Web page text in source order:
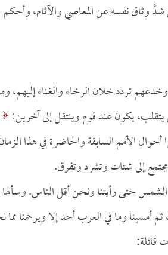
شدَّ وثاق نفسه عن المعاصي والآثام، وأحكم
تردد خلان الرخاء والغناء إليهم،
يتقلب، يكون عند قوم وينتقل إلى آخرين:
أحوال الأمم السابقة والحاضرة في هذا
إلى شتات وتشرد وتفرق.
حتى رأيتنا ونحن أقل الناس. وسألها
وما في العرب أحد إلا ويرحمنا
قائلة: